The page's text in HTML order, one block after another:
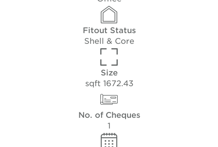
Fitout Status
Shell & Core
Size
1672.43 sqft
No. of Cheques